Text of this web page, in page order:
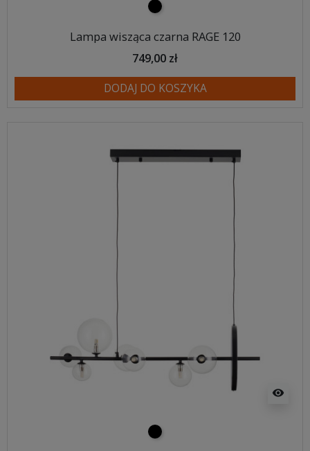
czarny
Lampa wisząca czarna RAGE 120
749,00 zł
DODAJ DO KOSZYKA
visibility
czarny